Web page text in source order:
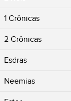
1 Crônicas
2 Crônicas
Esdras
Neemias